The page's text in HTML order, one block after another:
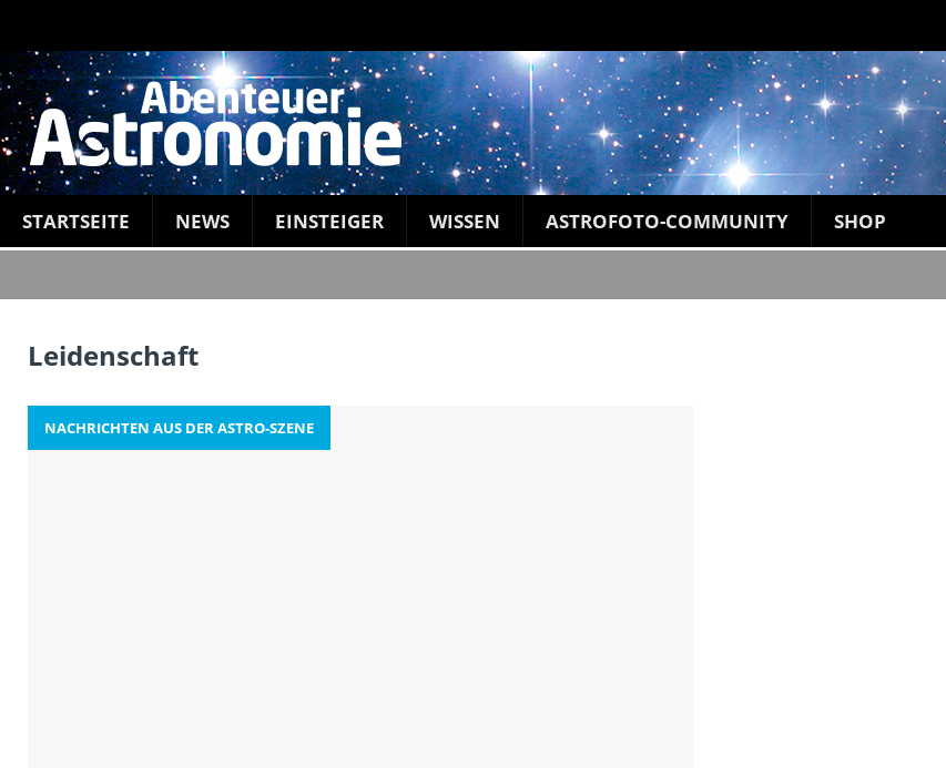
STARTSEITE NEWS EINSTEIGER WISSEN ASTROFOTO-COMMUNITY SHOP
Leidenschaft
NACHRICHTEN AUS DER ASTRO-SZENE